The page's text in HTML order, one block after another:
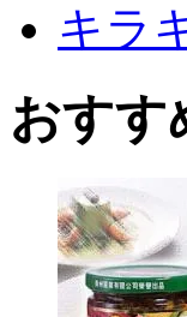
キラ
おすす